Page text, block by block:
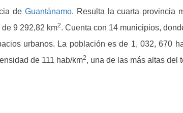
de Guantánamo. Resulta la cuarta provincia
9 292,82 km2. Cuenta con 14 municipios,
urbanos. La población es de 1, 032, 670
de 111 hab/km2, una de las más altas del